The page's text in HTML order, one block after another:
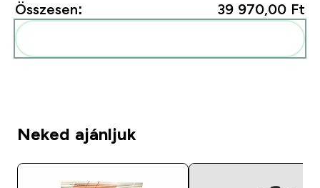
Összesen: 39 970,00 Ft‎
Neked ajánljuk